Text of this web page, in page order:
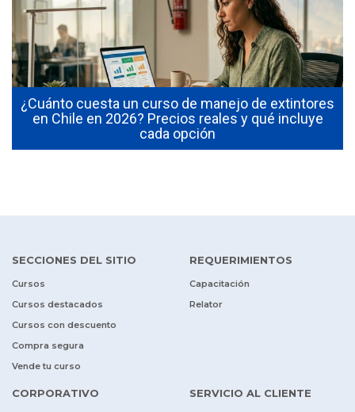
¿Cuánto cuesta un curso de manejo de extintores
en Chile en 2026? Precios reales y qué incluye
cada opción
SECCIONES DEL SITIO
Cursos
Cursos destacados
Cursos con descuento
Compra segura
Vende tu curso
REQUERIMIENTOS
Capacitación
Relator
CORPORATIVO SERVICIO AL CLIENTE